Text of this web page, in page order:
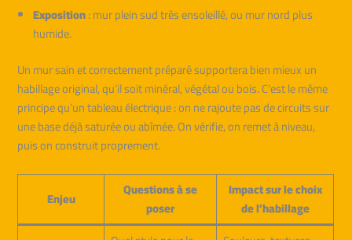
Exposition: mur plein sud très ensoleillé, ou mur nord plus
humide.
Un mur sain et correctement préparé supportera bien mieux un
habillage original, qu’il soit minéral, végétal ou bois. C’est le même
principe qu’un tableau électrique : on ne rajoute pas de circuits sur
une base déjà saturée ou abîmée. On vérifie, on remet à niveau,
puis on construit proprement.
Enjeu
Questions à se
poser
Impact sur le choix
de l’habillage